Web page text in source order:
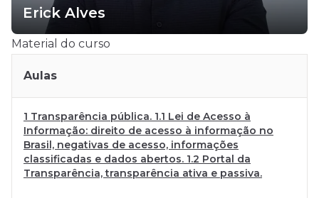
Erick Alves
Material do curso
Aulas
1 Transparência pública. 1.1 Lei de Acesso à
Informação: direito de acesso à informação no
Brasil, negativas de acesso, informações
classificadas e dados abertos. 1.2 Portal da
Transparência, transparência ativa e passiva.